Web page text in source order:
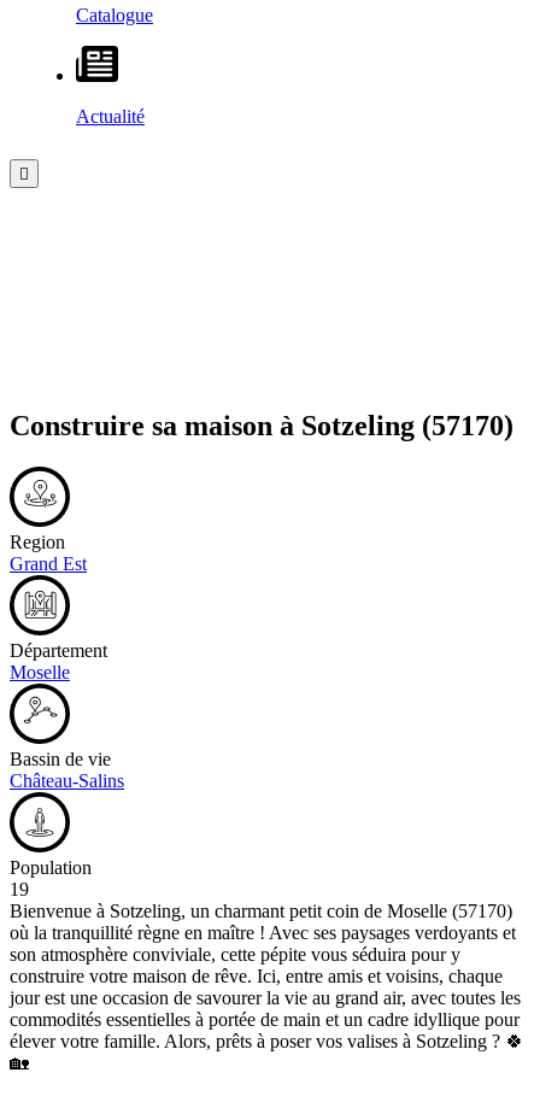
Catalogue
Actualité
Construire sa maison à Sotzeling (57170)
Region
Grand Est
Département
Moselle
Bassin de vie
Château-Salins
Population
19
Bienvenue à Sotzeling, un charmant petit coin de Moselle (57170)
où la tranquillité règne en maître ! Avec ses paysages verdoyants et
son atmosphère conviviale, cette pépite vous séduira pour y
construire votre maison de rêve. Ici, entre amis et voisins, chaque
jour est une occasion de savourer la vie au grand air, avec toutes les
commodités essentielles à portée de main et un cadre idyllique pour
élever votre famille. Alors, prêts à poser vos valises à Sotzeling ? 🍀
🏡